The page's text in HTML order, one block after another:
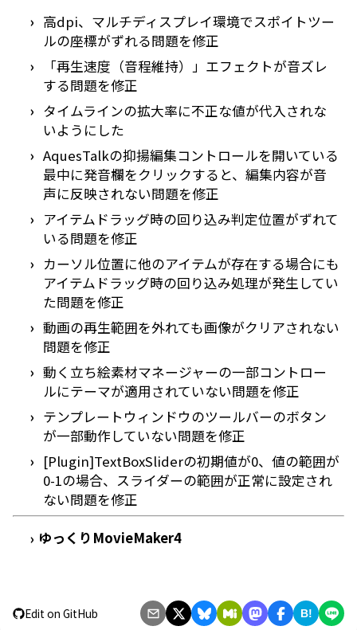
高dpi、マルチディスプレイ環境でスポイトツー
ルの座標がずれる問題を修正
「再生速度（音程維持）」エフェクトが音ズレ
する問題を修正
タイムラインの拡大率に不正な値が代入されな
いようにした
AquesTalkの抑揚編集コントロールを開いている
最中に発音欄をクリックすると、編集内容が音
声に反映されない問題を修正
アイテムドラッグ時の回り込み判定位置がずれて
いる問題を修正
カーソル位置に他のアイテムが存在する場合にも
アイテムドラッグ時の回り込み処理が発生してい
た問題を修正
動画の再生範囲を外れても画像がクリアされない
問題を修正
動く立ち絵素材マネージャーの一部コントロー
ルにテーマが適用されていない問題を修正
テンプレートウィンドウのツールバーのボタン
が一部動作していない問題を修正
[Plugin]TextBoxSliderの初期値が0、値の範囲が
0-1の場合、スライダーの範囲が正常に設定され
ない問題を修正
› ゆっくりMovieMaker4
Edit on GitHub B!